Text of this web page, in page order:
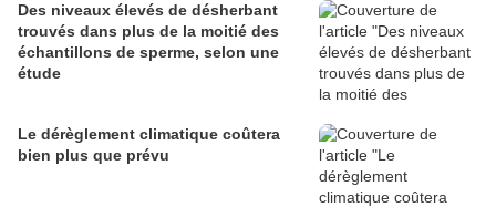
Des niveaux élevés de désherbant
trouvés dans plus de la moitié des
échantillons de sperme, selon une
étude
Le dérèglement climatique coûtera
bien plus que prévu